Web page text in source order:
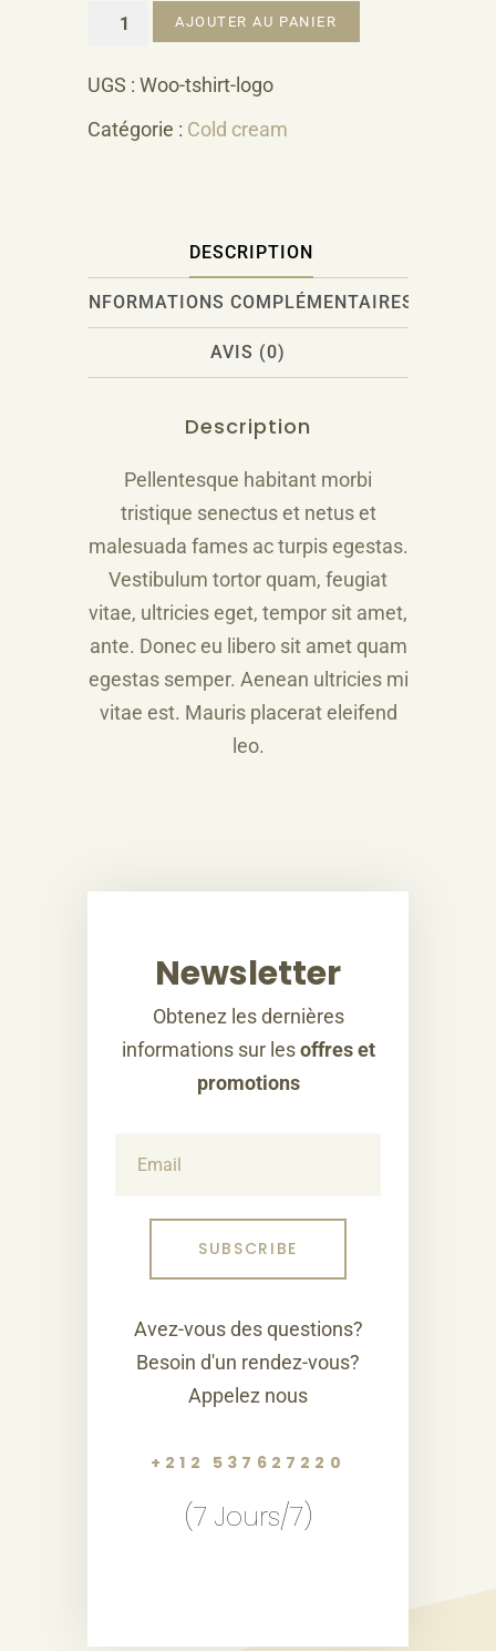
quantité
Body
Lotion
AJOUTER AU PANIER
UGS : Woo-tshirt-logo
Catégorie : Cold cream
DESCRIPTION
INFORMATIONS COMPLÉMENTAIRES
AVIS (0)
Description
Pellentesque habitant morbi
tristique senectus et netus et
malesuada fames ac turpis egestas.
Vestibulum tortor quam, feugiat
vitae, ultricies eget, tempor sit amet,
ante. Donec eu libero sit amet quam
egestas semper. Aenean ultricies mi
vitae est. Mauris placerat eleifend
leo.
Newsletter
Obtenez les dernières
informations sur lesoffres et
promotions
Avez-vous des questions?
Besoin d'un rendez-vous?
Appelez nous
+212 537627220
(7 Jours/7)